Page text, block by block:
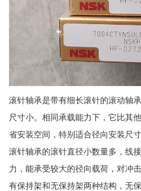
滚针轴承是带有细长滚针的滚动轴
尺寸小。相同承载能力下，它比其
省安装空间，特别适合径向安装尺寸
滚针轴承的滚针直径小数量多，线
力，能承受较大的径向载荷，对冲
有保持架和无保持架两种结构，无